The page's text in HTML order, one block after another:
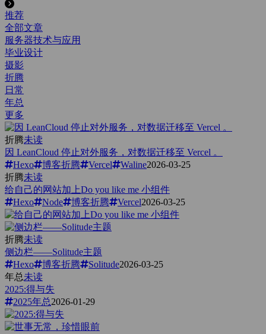
推荐
全部文章
服务器技术与应用
毕业设计
摄影
折腾
日常
年总
更多
折腾未读
因 LeanCloud 停止对外服务，对数据迁移至 Vercel 。
Hexo
博客折腾 Vercel Waline2026-03-25
折腾未读
给自己的网站加上Do you like me 小组件
Hexo
Node 博客折腾 Vercel2026-03-25
折腾未读
侧边栏——Solitude主题
Hexo
博客折腾 Solitude2026-03-25
年总未读
2025:得与失
2025年总2026-01-29